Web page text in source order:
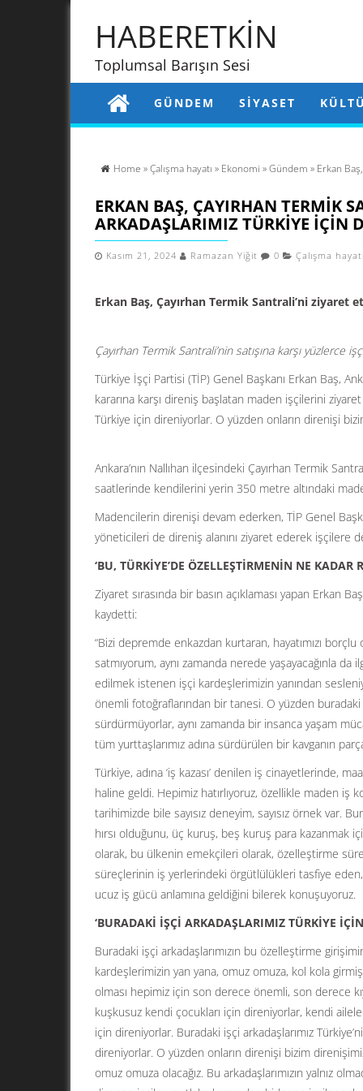
HABERETKİN
Toplumsal Barışın Sesi
GÜNDEM SIYASET
Home »Çalışma hayatı » Ekonomi »Gündem » Erkan
ERKAN BAŞ, ÇAYIRHAN TERMIK
ARKADAŞLARIMIZ TÜRKIYE IÇIN
Kasım 21, 2024 Ramazan Yiğit 0 Çalışma hayatı
Erkan Baş, Çayırhan Termik Santrali’ni ziyaret
Çayırhan Termik Santrali’nin satışına karşı yüzlerce
Türkiye İşçi Partisi (TİP) Genel Başkanı Erkan Baş,
kararına karşı direniş başlatan maden işçilerini
Türkiye için direniyorlar. O yüzden onların direnişi
Ankara’nın Nallıhan ilçesindeki Çayırhan Termik
saatlerinde kendilerini yerin 350 metre altındaki
Madencilerin direnişi devam ederken, TİP Genel
yöneticileri de direniş alanını ziyaret ederek işçilere
‘BU, TÜRKİYE’DE ÖZELLEŞTİRMENİN NE
Ziyaret sırasında bir basın açıklaması yapan Erkan
kaydetti:
“Bizi depremde enkazdan kurtaran, hayatımızı
satmıyorum, aynı zamanda nerede yaşayacağınla
edilmek istenen işçi kardeşlerimizin yanından
önemli fotoğraflarından bir tanesi. O yüzden
sürdürmüyorlar, aynı zamanda bir insanca yaşam
tüm yurttaşlarımız adına sürdürülen bir kavganın
Türkiye, adına ‘iş kazası’ denilen iş cinayetlerinde,
haline geldi. Hepimiz hatırlıyoruz, özellikle maden iş
tarihimizde bile sayısız deneyim, sayısız örnek
hırsı olduğunu, üç kuruş, beş kuruş para kazanmak
olarak, bu ülkenin emekçileri olarak, özelleştirme
süreçlerinin iş yerlerindeki örgütlülükleri tasfiye
ucuz iş gücü anlamına geldiğini bilerek konuşuyoruz.
‘BURADAKİ İŞÇİ ARKADAŞLARIMIZ TÜRKİYE
Buradaki işçi arkadaşlarımızın bu özelleştirme
kardeşlerimizin yan yana, omuz omuza, kol kola
olması hepimiz için son derece önemli, son derece
kuşkusuz kendi çocukları için direniyorlar, kendi
için direniyorlar. Buradaki işçi arkadaşlarımız
direniyorlar. O yüzden onların direnişi bizim
omuz omuza olacağız. Bu arkadaşlarımızın yalnız